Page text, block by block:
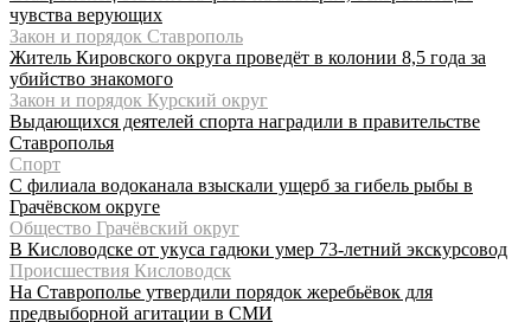
чувства верующих
Закон и порядок Ставрополь
Житель Кировского округа проведёт в колонии 8,5 года за
убийство знакомого
Закон и порядок Курский округ
Выдающихся деятелей спорта наградили в правительстве
Ставрополья
Спорт
С филиала водоканала взыскали ущерб за гибель рыбы в
Грачёвском округе
Общество Грачёвский округ
В Кисловодске от укуса гадюки умер 73-летний экскурсовод
Происшествия Кисловодск
На Ставрополье утвердили порядок жеребьёвок для
предвыборной агитации в СМИ